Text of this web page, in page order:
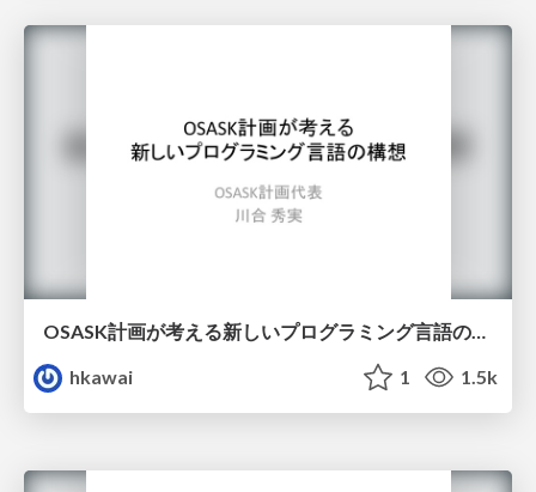
OSASK計画が考える新しいプログラミング言語の構想
hkawai
1 1.5k